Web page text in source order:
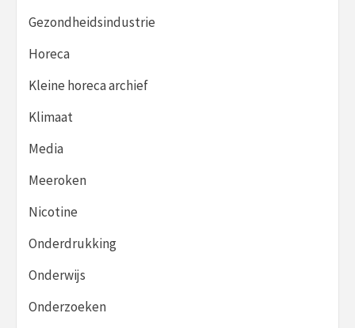
Gezondheidsindustrie
Horeca
Kleine horeca archief
Klimaat
Media
Meeroken
Nicotine
Onderdrukking
Onderwijs
Onderzoeken